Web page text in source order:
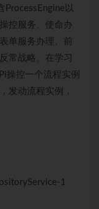
以
控服务、使命办
单服务办理、前
常战略。在学习
操控一个流程实例
发动流程实例，
1